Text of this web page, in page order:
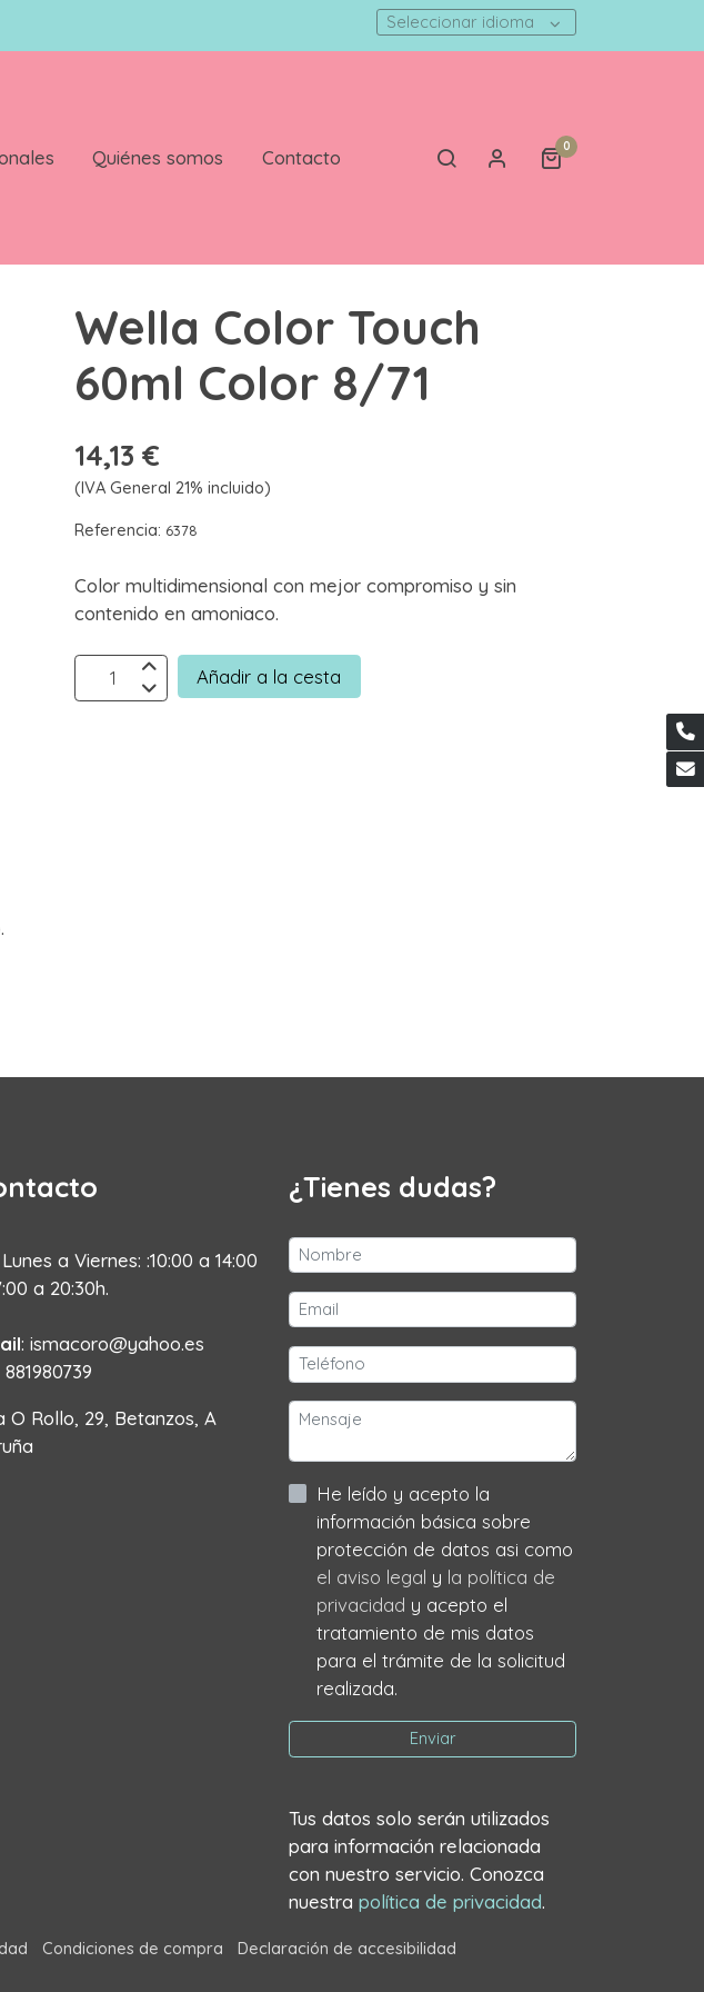
Seleccionar idioma
Quiénes somos Contacto 0
Wella Color Touch
60ml Color 8/71
14,13 €
(IVA General 21% incluido)
Referencia: 6378
Color multidimensional con mejor compromiso y sin
contenido en amoniaco.
Añadir a la cesta
a Viernes: :10:00 a 14:00
a 20:30h.
: ismacoro@yahoo.es
881980739
O Rollo, 29, Betanzos, A
¿Tienes dudas?
He leído y acepto la
información básica sobre
protección de datos asi como
el aviso legal y la política de
privacidad y acepto el
tratamiento de mis datos
para el trámite de la solicitud
realizada.
Enviar
Tus datos solo serán utilizados
para información relacionada
con nuestro servicio. Conozca
nuestra política de privacidad.
Condiciones de compra Declaración de accesibilidad